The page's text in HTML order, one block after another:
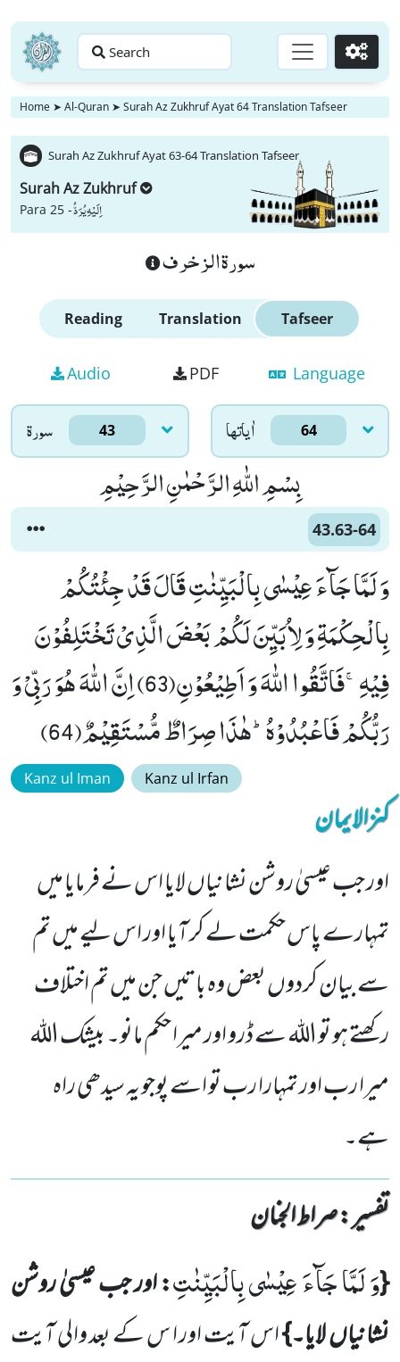
Search Go
Home ➤ Al-Quran ➤ Surah Az Zukhruf Ayat 64 Translation Tafseer
Surah Az Zukhruf Ayat 63-64 Translation Tafseer
Surah Az Zukhruf
Para 25 -اِلَیْهِ یُرَدُّ
سورة الزخرف
Reading Translation Tafseer
Audio PDF Language
سورۃ 43 اٰياتها 64
بِسْمِ اللّٰهِ الرَّحْمٰنِ الرَّحِیْمِ
43.63-64
وَ لَمَّا جَآءَ عِیْسٰى بِالْبَیِّنٰتِ قَالَ قَدْ جِئْتُكُمْ
بِالْحِكْمَةِ وَ لِاُبَیِّنَ لَكُمْ بَعْضَ الَّذِیْ تَخْتَلِفُوْنَ
فِیْهِۚ-فَاتَّقُوا اللّٰهَ وَ اَطِیْعُوْنِ(63) اِنَّ اللّٰهَ هُوَ رَبِّیْ وَ
رَبُّكُمْ فَاعْبُدُوْهُؕ-هٰذَا صِرَاطٌ مُّسْتَقِیْمٌ(64)
Kanz ul Iman Kanz ul Irfan
کنزالایمان
اور جب عیسیٰ روشن نشانیاں لایا اس نے فرمایا میں
تمہارے پاس حکمت لے کر آیا اور اس لیے میں تم
سے بیان کردوں بعض وہ باتیں جن میں تم اختلاف
رکھتے ہو تو اللہ سے ڈرو اور میرا حکم مانو۔ بیشک اللہ
میرا رب اور تمہارا رب تو اسے پوجو یہ سیدھی راہ
ہے۔
تفسیر : ‎صراط الجنان
{وَ لَمَّا جَآءَ عِیْسٰى بِالْبَیِّنٰتِ: اور جب عیسیٰ روشن
نشانیاں لایا۔}اس آیت اور ا س کے بعد والی آیت